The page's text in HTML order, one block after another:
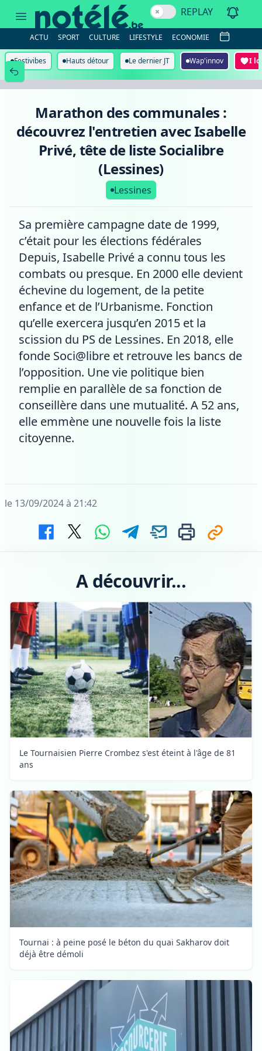
communales
découvrez
l'entretien
avec
Isabelle
Privé,
tête
(Lessines)
REPLAY
ACTU SPORT CULTURE LIFESTYLE ECONOMIE
Festivibes Hauts détour Le dernier JT Wap'innov I
Marathon des communales :
découvrez l'entretien avec Isabelle
Privé, tête de liste Socialibre
(Lessines)
Lessines
Sa première campagne date de 1999,
c’était pour les élections fédérales
Depuis, Isabelle Privé a connu tous les
combats ou presque. En 2000 elle devient
échevine du logement, de la petite
enfance et de l’Urbanisme. Fonction
qu’elle exercera jusqu’en 2015 et la
scission du PS de Lessines. En 2018, elle
fonde Soci@libre et retrouve les bancs de
l’opposition. Une vie politique bien
remplie en parallèle de sa fonction de
conseillère dans une mutualité. A 52 ans,
elle emmène une nouvelle fois la liste
citoyenne.
le 13/09/2024 à 21:42
A découvrir...
Le Tournaisien Pierre Crombez s'est éteint à l'âge de 81
ans
Tournai : à peine posé le béton du quai Sakharov doit
déjà être démoli